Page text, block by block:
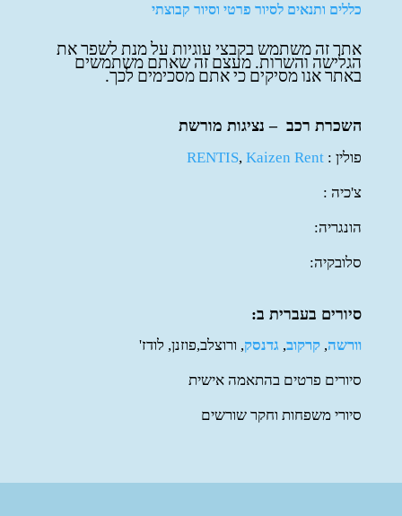
כללים ותנאים לסיור פרטי וסיור קבוצתי
אתר זה משתמש בקבצי עוגיות על מנת לשפר את
הגלישה והשרות. מעצם זה שאתם משתמשים
באתר אנו מסיקים כי אתם מסכימים לכך.
השכרת רכב – נציגות מורשת
פולין : RENTIS,Kaizen Rent
צ'כיה :
הונגריה:
סלובקיה:
סיורים בעברית ב:
וורשה, קרקוב, גדנסק, ורוצלב,פוזנן, לודז'
סיורים פרטים בהתאמה אישית
סיורי משפחות וחקר שורשים